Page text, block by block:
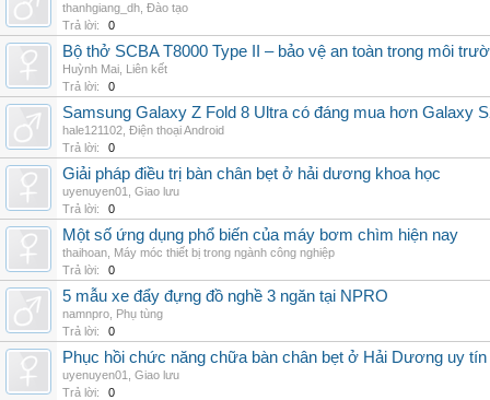
thanhgiang_dh Đào tạo
Trả lời:
0
Bộ thở SCBA T8000 Type II – bảo vệ an toàn trong môi
Huỳnh Mai Liên kết
Trả lời:
0
Samsung Galaxy Z Fold 8 Ultra có đáng mua hơn Galaxy
hale121102 Điện thoại Android
Trả lời:
0
Giải pháp điều trị bàn chân bẹt ở hải dương khoa học
uyenuyen01
Giao lưu
Trả lời:
0
Một số ứng dụng phổ biến của máy bơm chìm hiện nay
thaihoan Máy móc thiết bị trong ngành công nghiệp
Trả lời:
0
5 mẫu xe đẩy đựng đồ nghề 3 ngăn tại NPRO
namnpro Phụ tùng
Trả lời:
0
Phục hồi chức năng chữa bàn chân bẹt ở Hải Dương uy tín
uyenuyen01
Giao lưu
Trả lời:
0